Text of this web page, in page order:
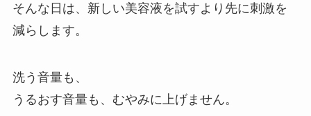
そんな日は、新しい美容液を試すより先に刺激を
減らします。
洗う音量も、
うるおす音量も、むやみに上げません。